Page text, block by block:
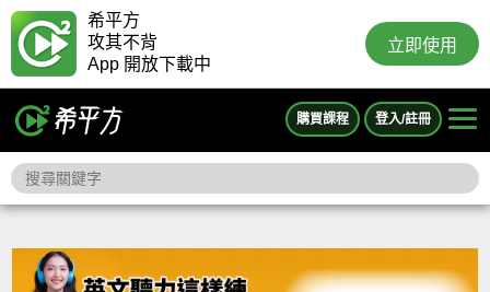
希平方
攻其不背
App 開放下載中
立即使用
購買課程 登入/註冊